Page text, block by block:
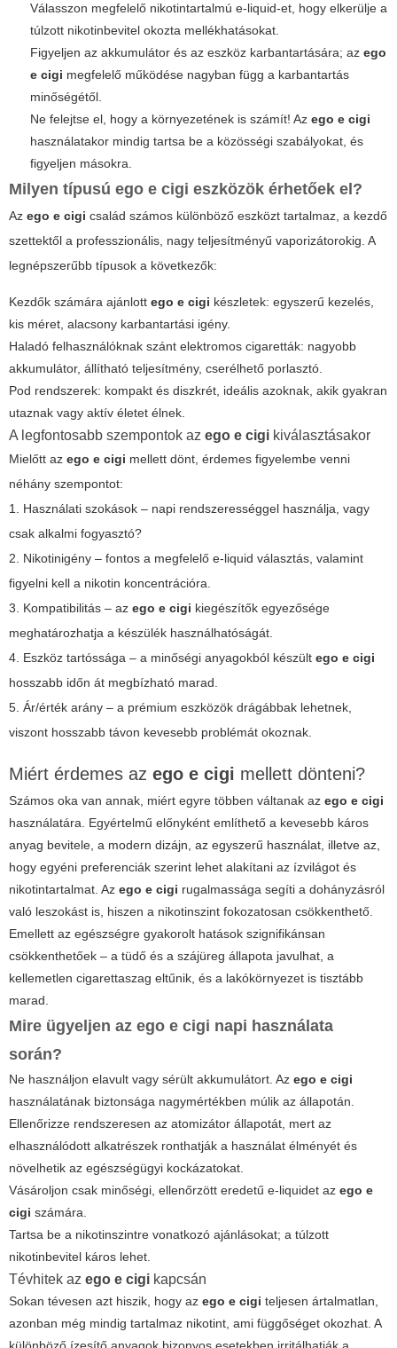
Válasszon megfelelő nikotintartalmú e-liquid-et, hogy elkerülje a
túlzott nikotinbevitel okozta mellékhatásokat.
Figyeljen az akkumulátor és az eszköz karbantartására; az ego
e cigi megfelelő működése nagyban függ a karbantartás
minőségétől.
Ne felejtse el, hogy a környezetének is számít! Az ego e cigi
használatakor mindig tartsa be a közösségi szabályokat, és
figyeljen másokra.
Milyen típusú ego e cigi eszközök érhetőek el?
Az ego e cigi család számos különböző eszközt tartalmaz, a kezdő
szettektől a professzionális, nagy teljesítményű vaporizátorokig. A
legnépszerűbb típusok a következők:
Kezdők számára ajánlott ego e cigi készletek: egyszerű kezelés,
kis méret, alacsony karbantartási igény.
Haladó felhasználóknak szánt elektromos cigaretták: nagyobb
akkumulátor, állítható teljesítmény, cserélhető porlasztó.
Pod rendszerek: kompakt és diszkrét, ideális azoknak, akik gyakran
utaznak vagy aktív életet élnek.
A legfontosabb szempontok az ego e cigi kiválasztásakor
Mielőtt az ego e cigi mellett dönt, érdemes figyelembe venni
néhány szempontot:
1. Használati szokások – napi rendszerességgel használja, vagy
csak alkalmi fogyasztó?
2. Nikotinigény – fontos a megfelelő e-liquid választás, valamint
figyelni kell a nikotin koncentrációra.
3. Kompatibilitás – az ego e cigi kiegészítők egyezősége
meghatározhatja a készülék használhatóságát.
4. Eszköz tartóssága – a minőségi anyagokból készült ego e cigi
hosszabb időn át megbízható marad.
5. Ár/érték arány – a prémium eszközök drágábbak lehetnek,
viszont hosszabb távon kevesebb problémát okoznak.
Miért érdemes az ego e cigi mellett dönteni?
Számos oka van annak, miért egyre többen váltanak az ego e cigi
használatára. Egyértelmű előnyként említhető a kevesebb káros
anyag bevitele, a modern dizájn, az egyszerű használat, illetve az,
hogy egyéni preferenciák szerint lehet alakítani az ízvilágot és
nikotintartalmat. Az ego e cigi rugalmassága segíti a dohányzásról
való leszokást is, hiszen a nikotinszint fokozatosan csökkenthető.
Emellett az egészségre gyakorolt hatások szignifikánsan
csökkenthetőek – a tüdő és a szájüreg állapota javulhat, a
kellemetlen cigarettaszag eltűnik, és a lakókörnyezet is tisztább
marad.
Mire ügyeljen az ego e cigi napi használata
során?
Ne használjon elavult vagy sérült akkumulátort. Az ego e cigi
használatának biztonsága nagymértékben múlik az állapotán.
Ellenőrizze rendszeresen az atomizátor állapotát, mert az
elhasználódott alkatrészek ronthatják a használat élményét és
növelhetik az egészségügyi kockázatokat.
Vásároljon csak minőségi, ellenőrzött eredetű e-liquidet az ego e
cigi számára.
Tartsa be a nikotinszintre vonatkozó ajánlásokat; a túlzott
nikotinbevitel káros lehet.
Tévhitek az ego e cigi kapcsán
Sokan tévesen azt hiszik, hogy az ego e cigi teljesen ártalmatlan,
azonban még mindig tartalmaz nikotint, ami függőséget okozhat. A